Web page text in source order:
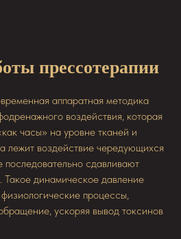
прессотерапии
аппаратная методика
воздействия, которая
часы» на уровне тканей и
лежит воздействие чередующихся
последовательно сдавливают
Такое динамическое давление
процессы,
ускоряя вывод токсинов